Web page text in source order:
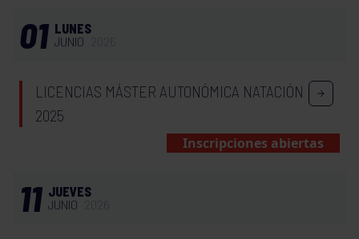
01 LUNES
JUNIO
LICENCIAS MÁSTER AUTONÓMICA NATACIÓN
2025
Inscripciones abiertas
11 JUEVES
JUNIO